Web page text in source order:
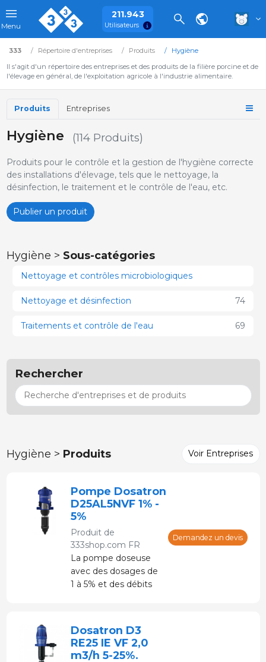
Menu
211.943
Utilisateurs
333 Répertoire d'entreprises Produits
Hygiène
Il s'agit d'un répertoire des entreprises et des produits de la filière porcine et de
l'élevage en général, de l'exploitation agricole à l'industrie alimentaire.
Produits Entreprises
Hygiène (114 Produits)
Produits pour le contrôle et la gestion de l'hygiène correcte
des installations d'élevage, tels que le nettoyage, la
désinfection, le traitement et le contrôle de l'eau, etc.
Publier un produit
Hygiène > Sous-catégories
Nettoyage et contrôles microbiologiques
Nettoyage et désinfection 74
Traitements et contrôle de l'eau 69
Rechercher
Hygiène > Produits Voir Entreprises
Pompe Dosatron
D25AL5NVF 1% -
5%
Produit de
333shop.com FR
La pompe doseuse
avec des dosages de
1 à 5% et des débits
Demandez un devis
Dosatron D3
RE25 IE VF 2,0
m3/h 5-25%.